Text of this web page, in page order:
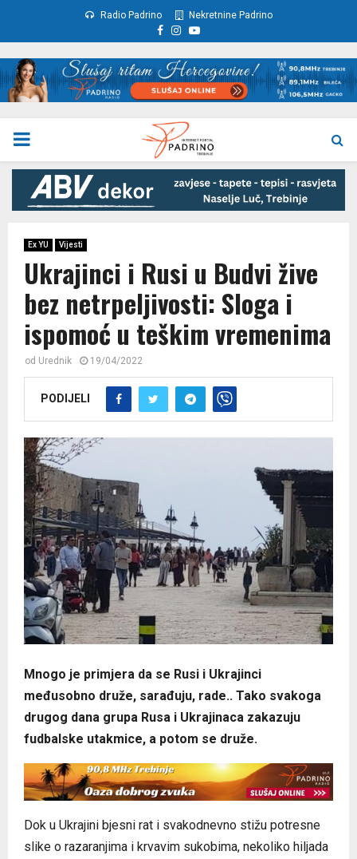
Radio Padrino Nekretnine Padrino
Facebook
Instagram
Youtube
PRIMARY
MENU
Ex YU Vijesti
Ukrajinci i Rusi u Budvi žive
bez netrpeljivosti: Sloga i
ispomoć u teškim vremenima
od Urednik 19/04/2022
PODIJELI
Mnogo je primjera da se Rusi i Ukrajinci
međusobno druže, sarađuju, rade.. Tako svakoga
drugog dana grupa Rusa i Ukrajinaca zakazuju
fudbalske utakmice, a potom se druže.
Dok u Ukrajini bjesni rat i svakodnevno stižu potresne
slike o razaranjima i krvavim sukobima, nekoliko hiljada